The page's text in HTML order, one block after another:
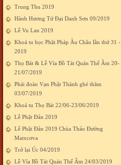
Trung Thu 2019
Hành Hương Tứ Đại Danh Sơn 09/2019
Lễ Vu Lan 2019
Khoá tu học Phật Pháp Âu Châu lần thứ 31 -
2019
Thọ Bát & Lễ Vía Bồ Tát Quán Thế Âm 20-
21/07/2019
Phái đoàn Vạn Phật Thành ghé thăm
03/07/2019
Khoá tu Thọ Bát 22/06-23/06/2019
Lễ Phật Đản 2019
Lễ Phật Đản 2019 Chùa Thảo Đường
Matxcơva
Trở lại Úc 04/2019
Lễ Vía Bồ Tát Quán Thế Âm 24/03/2019